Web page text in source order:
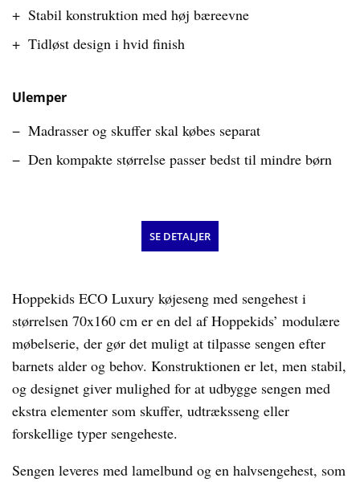
Hoppekids ECO Luxury køjeseng med sengehest i
størrelsen 70x160 cm er en del af Hoppekids’ modulære
møbelserie, der gør det muligt at tilpasse sengen efter
barnets alder og behov. Konstruktionen er let, men stabil,
og designet giver mulighed for at udbygge sengen med
ekstra elementer som skuffer, udtræksseng eller
forskellige typer sengeheste.
Sengen leveres med lamelbund og en halvsengehest, som
Stabil konstruktion med høj bæreevne
Tidløst design i hvid finish
Ulemper
Madrasser og skuffer skal købes separat
Den kompakte størrelse passer bedst til mindre børn
SE DETALJER